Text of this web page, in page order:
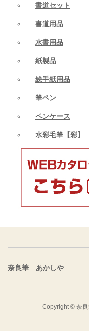
書道セット
書道用品
水書用品
紙製品
絵手紙用品
筆ペン
ペンケース
水彩毛筆【彩】
奈良筆 あかしや
Copyright © 奈